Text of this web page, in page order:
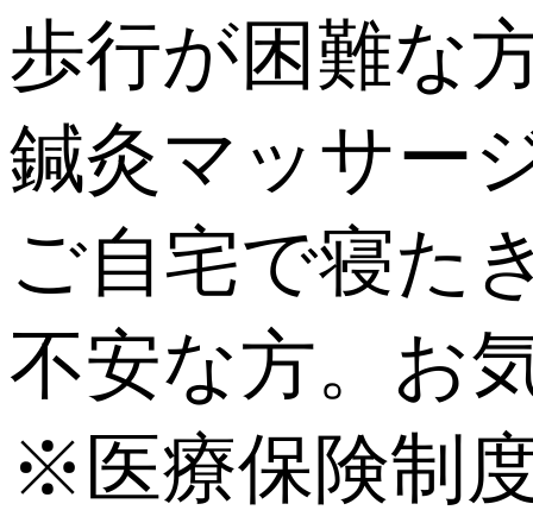
歩行が困難な
鍼灸マッサー
ご自宅で寝た
不安な方。お
※医療保険制